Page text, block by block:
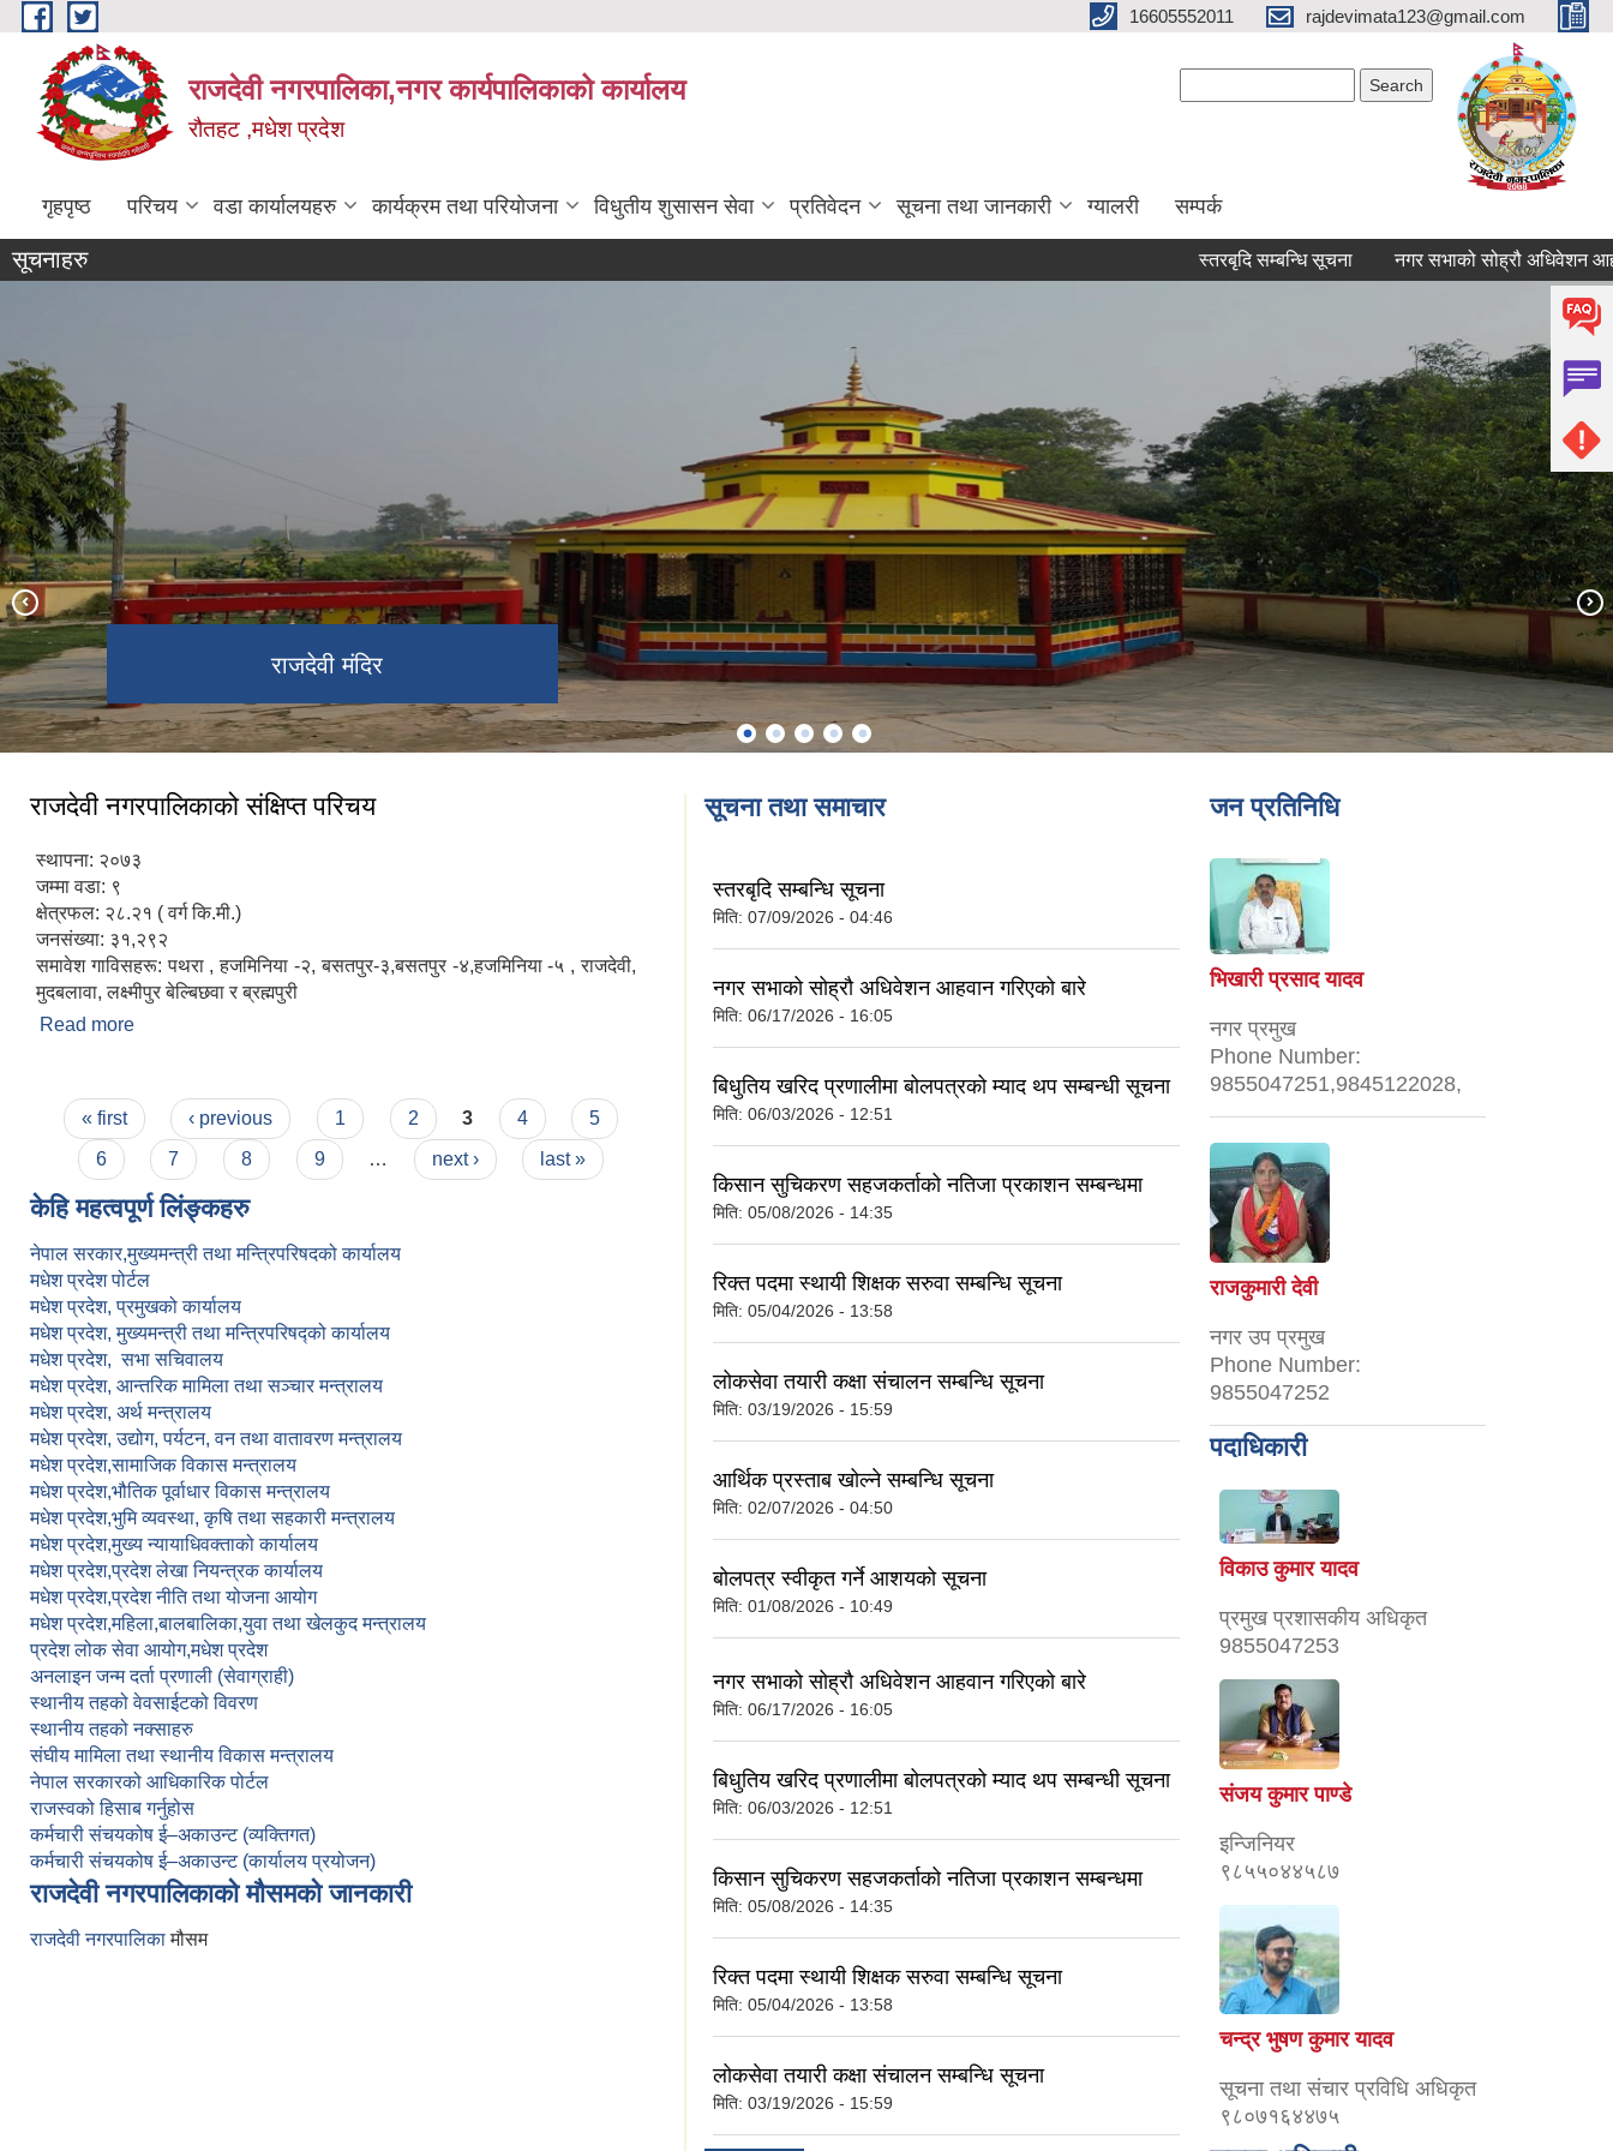
Skip to main content 16605552011 rajdevimata123@gmail.com
राजदेवी नगरपालिका,नगर कार्यपालिकाको कार्यालय
रौतहट ,मधेश प्रदेश
गृहपृष्ठ परिचय वडा कार्यालयहरु कार्यक्रम तथा परियोजना विधुतीय शुसासन सेवा प्रतिवेदन सूचना तथा जानकारी ग्यालरी सम्पर्क
सूचनाहरु स्तरबृदि सम्बन्धि सूचना नगर सभाको सोह्रौ अधिवेशन आहवान
राजदेवी मंदिर
मुडवलवा
कृषि योग्य भूमी
बागमति नदि
राजदेवी नगरपालिकाको प्रशासकीय भवन
राजदेवी नगरपालिकाको संक्षिप्त परिचय
स्थापना: २०७३
जम्मा वडा: ९
क्षेत्रफल: २८.२१ ( वर्ग कि.मी.)
जनसंख्या: ३१,२९२
समावेश गाविसहरू: पथरा , हजमिनिया -२, बसतपुर-३,बसतपुर -४,हजमिनिया -५ , राजदेवी,
मुदबलावा, लक्ष्मीपुर बेल्बिछवा र ब्रह्मपुरी
Read more
Pages
« first ‹ previous 1 2 3 4
5
6
7 8 9 … next › last »
केहि महत्वपूर्ण लिंङ्कहरु
नेपाल सरकार,मुख्यमन्त्री तथा मन्त्रिपरिषदको कार्यालय
मधेश प्रदेश पोर्टल
मधेश प्रदेश, प्रमुखको कार्यालय
मधेश प्रदेश, मुख्यमन्त्री तथा मन्त्रिपरिषद्को कार्यालय
मधेश प्रदेश, सभा सचिवालय
मधेश प्रदेश, आन्तरिक मामिला तथा सञ्चार मन्त्रालय
मधेश प्रदेश, अर्थ मन्त्रालय
मधेश प्रदेश, उद्योग, पर्यटन, वन तथा वातावरण मन्त्रालय
मधेश प्रदेश,सामाजिक विकास मन्त्रालय
मधेश प्रदेश,भौतिक पूर्वाधार विकास मन्त्रालय
मधेश प्रदेश,भुमि व्यवस्था, कृषि तथा सहकारी मन्त्रालय
मधेश प्रदेश,मुख्य न्यायाधिवक्ताको कार्यालय
मधेश प्रदेश,प्रदेश लेखा नियन्त्रक कार्यालय
मधेश प्रदेश,प्रदेश नीति तथा योजना आयोग
मधेश प्रदेश,महिला,बालबालिका,युवा तथा खेलकुद मन्त्रालय
प्रदेश लोक सेवा आयोग,मधेश प्रदेश
अनलाइन जन्म दर्ता प्रणाली (सेवाग्राही)
स्थानीय तहको वेवसाईटको विवरण
स्थानीय तहको नक्साहरु
संघीय मामिला तथा स्थानीय विकास मन्त्रालय
नेपाल सरकारको आधिकारिक पोर्टल
राजस्वको हिसाब गर्नुहोस
कर्मचारी संचयकोष ई–अकाउन्ट (व्यक्तिगत)
कर्मचारी संचयकोष ई–अकाउन्ट (कार्यालय प्रयोजन)
राजदेवी नगरपालिकाको मौसमको जानकारी
राजदेवी नगरपालिकामौसम
सूचना तथा समाचार
स्तरबृदि सम्बन्धि सूचना
मिति: 07/09/2026 - 04:46
नगर सभाको सोह्रौ अधिवेशन आहवान गरिएको बारे
मिति: 06/17/2026 - 16:05
बिधुतिय खरिद प्रणालीमा बोलपत्रको म्याद थप सम्बन्धी सूचना
मिति: 06/03/2026 - 12:51
किसान सुचिकरण सहजकर्ताको नतिजा प्रकाशन सम्बन्धमा
मिति: 05/08/2026 - 14:35
रिक्त पदमा स्थायी शिक्षक सरुवा सम्बन्धि सूचना
मिति: 05/04/2026 - 13:58
लोकसेवा तयारी कक्षा संचालन सम्बन्धि सूचना
मिति: 03/19/2026 - 15:59
आर्थिक प्रस्ताब खोल्ने सम्बन्धि सूचना
मिति: 02/07/2026 - 04:50
बोलपत्र स्वीकृत गर्ने आशयको सूचना
मिति: 01/08/2026 - 10:49
नगर सभाको सोह्रौ अधिवेशन आहवान गरिएको बारे
मिति: 06/17/2026 - 16:05
बिधुतिय खरिद प्रणालीमा बोलपत्रको म्याद थप सम्बन्धी सूचना
मिति: 06/03/2026 - 12:51
किसान सुचिकरण सहजकर्ताको नतिजा प्रकाशन सम्बन्धमा
मिति: 05/08/2026 - 14:35
रिक्त पदमा स्थायी शिक्षक सरुवा सम्बन्धि सूचना
मिति: 05/04/2026 - 13:58
लोकसेवा तयारी कक्षा संचालन सम्बन्धि सूचना
मिति: 03/19/2026 - 15:59
जन प्रतिनिधि
भिखारी प्रसाद यादव
नगर प्रमुख
Phone Number:
9855047251,9845122028,
राजकुमारी देवी
नगर उप प्रमुख
Phone Number:
9855047252
पदाधिकारी
विकाउ कुमार यादव
प्रमुख प्रशासकीय अधिकृत
9855047253
संजय कुमार पाण्डे
इन्जिनियर
९८५५०४४५८७
चन्द्र भुषण कुमार यादव
सूचना तथा संचार प्रविधि अधिकृत
९८०७१६४४७५